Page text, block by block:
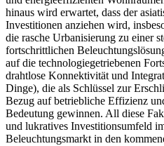
hinaus wird erwartet, dass der
Investitionen anziehen wird,
die rasche Urbanisierung zu einer
fortschrittlichen
auf die technologiegetriebenen
drahtlose Konnektivität und
Dinge), die als Schlüssel zur
Bezug auf betriebliche Effizienz
Bedeutung gewinnen. All diese
und lukratives Investitionsumfeld
Beleuchtungsmarkt in den